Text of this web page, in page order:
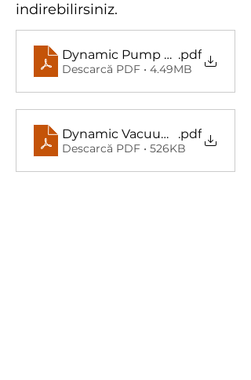
indirebilirsiniz.
Dynamic Pump Kullanma
.pdf
Descarcă PDF • 4.49MB
Dynamic Vacuum User Guide
.pdf
Descarcă PDF • 526KB